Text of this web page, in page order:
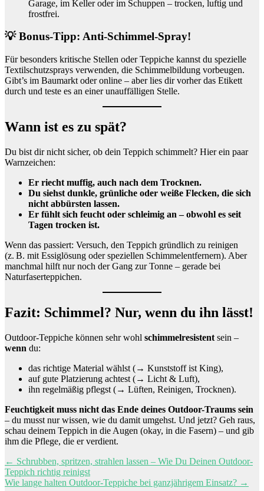
Garage, im Keller oder im Schuppen – trocken, luftig und
frostfrei.
💡 Bonus-Tipp: Anti-Schimmel-Spray!
Für besonders kritische Stellen oder Teppiche kannst du spezielle
Textilschutzsprays verwenden, die Schimmelbildung vorbeugen.
Gibt’s im Baumarkt oder online – aber lies dir vorher das Etikett
durch und teste es an einer unauffälligen Stelle.
Wann ist es zu spät?
Du bist dir nicht sicher, ob dein Teppich schimmelt? Hier ein paar
Warnzeichen:
Er riecht muffig, auch nach dem Trocknen.
Du siehst dunkle, grünliche oder weiße Flecken, die sich
nicht abbürsten lassen.
Er fühlt sich feucht oder schleimig an – obwohl es seit
Tagen trocken ist.
Wenn das passiert: Versuch, den Teppich gründlich zu reinigen
(z. B. mit Essiglösung oder speziellen Schimmelentfernern). Aber
manchmal hilft nur noch der Gang zur Tonne – gerade bei
Naturfaserteppichen.
Fazit: Schimmel? Nur, wenn du ihn lässt!
Outdoor-Teppiche können sehr wohl schimmelresistent sein –
wenn du:
das richtige Material wählst (→ Kunststoff ist King),
auf gute Platzierung achtest (→ Licht & Luft),
ihn regelmäßig pflegst (→ Lüften, Reinigen, Trocknen).
Feuchtigkeit muss nicht das Ende deines Outdoor-Traums sein
– du musst nur wissen, wie du damit umgehst. Und jetzt? Geh raus,
schau deinem Teppich in die Augen (okay, in die Fasern) – und gib
ihm die Pflege, die er verdient.
Beitragsnavigation
← Schrubben, spritzen, strahlen lassen – Wie Du Deinen Outdoor-
Teppich richtig reinigst
Wie lange halten Outdoor-Teppiche bei ganzjährigem Einsatz? →